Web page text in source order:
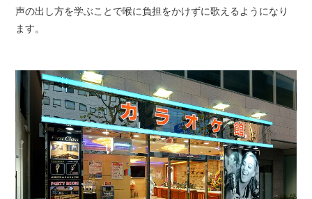
声の出し方を学ぶことで喉に負担をかけずに歌えるようになり
ます。